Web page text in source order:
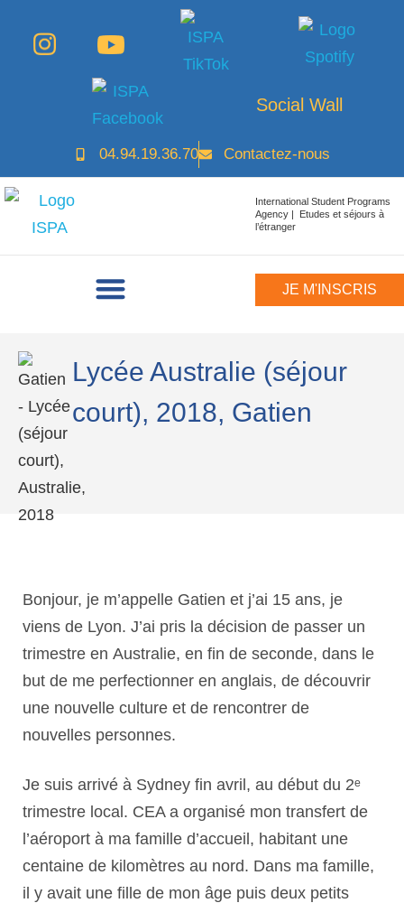
Social Wall
04.94.19.36.70 Contactez-nous
International Student Programs
Agency | Etudes et séjours à
l’étranger
JE M'INSCRIS
Lycée Australie (séjour
court), 2018, Gatien
Bonjour, je m’appelle Gatien et j’ai 15 ans, je
viens de Lyon. J’ai pris la décision de passer un
trimestre en Australie, en fin de seconde, dans le
but de me perfectionner en anglais, de découvrir
une nouvelle culture et de rencontrer de
nouvelles personnes.
Je suis arrivé à Sydney fin avril, au début du 2ᵉ
trimestre local. CEA a organisé mon transfert de
l’aéroport à ma famille d’accueil, habitant une
centaine de kilomètres au nord. Dans ma famille,
il y avait une fille de mon âge puis deux petits